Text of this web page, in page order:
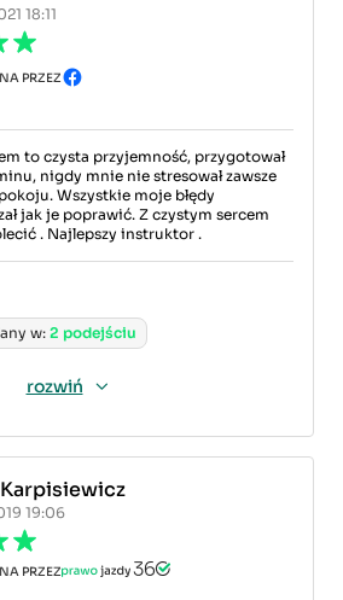
18:11
PRZEZ
to czysta przyjemność, przygotował
nigdy mnie nie stresował zawsze
Wszystkie moje błędy
jak je poprawić. Z czystym sercem
. Najlepszy instruktor .
w: 2 podejściu
rozwiń
19:06
PRZEZ